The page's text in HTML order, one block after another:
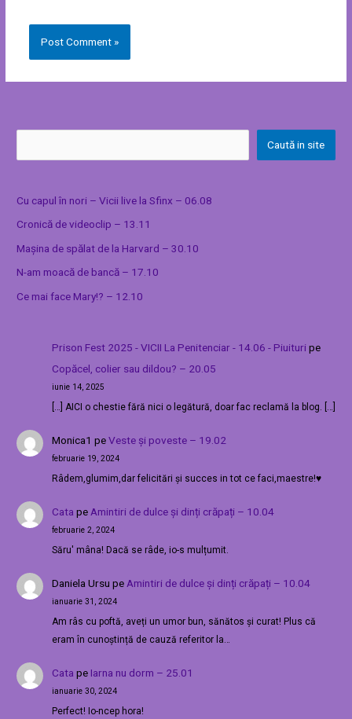
Caută in site
Cu capul în nori – Vicii live la Sfinx – 06.08
Cronică de videoclip – 13.11
Mașina de spălat de la Harvard – 30.10
N-am moacă de bancă – 17.10
Ce mai face Mary!? – 12.10
Prison Fest 2025 - VICII La Penitenciar - 14.06 - Piuituripe
Copăcel, colier sau dildou? – 20.05
iunie 14, 2025
[…] AICI o chestie fără nici o legătură, doar fac reclamă la blog. […]
Monica1 peVeste și poveste – 19.02
februarie 19, 2024
Râdem,glumim,dar felicitări și succes in tot ce faci,maestre!♥️
Cata pe Amintiri de dulce și dinți crăpați – 10.04
februarie 2, 2024
Săru' mâna! Dacă se râde, io-s mulțumit.
Daniela Ursu pe Amintiri de dulce și dinți crăpați – 10.04
ianuarie 31, 2024
Am râs cu poftă, aveți un umor bun, sănătos și curat! Plus că
eram în cunoștință de cauză referitor la…
Cata pe Iarna nu dorm – 25.01
ianuarie 30, 2024
Perfect! Io-ncep hora!